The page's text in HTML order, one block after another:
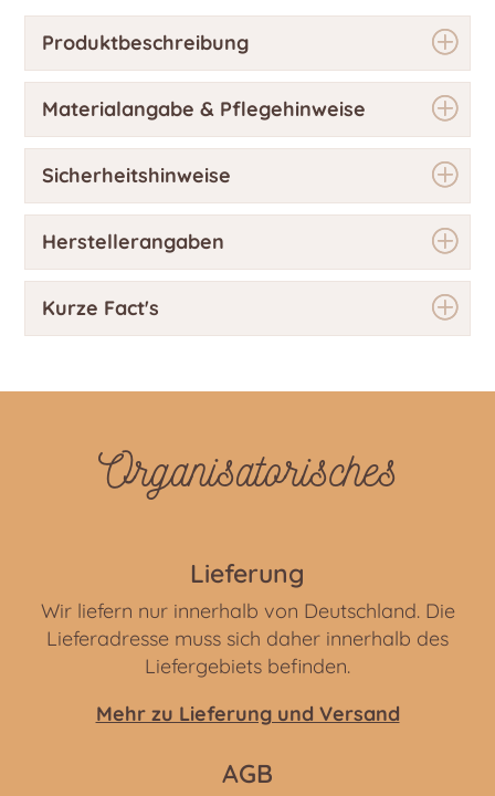
Produktbeschreibung
Materialangabe & Pflegehinweise
Sicherheitshinweise
Herstellerangaben
Kurze Fact's
Organisatorisches
Lieferung
Wir liefern nur innerhalb von Deutschland. Die
Lieferadresse muss sich daher innerhalb des
Liefergebiets befinden.
Mehr zu Lieferung und Versand
AGB